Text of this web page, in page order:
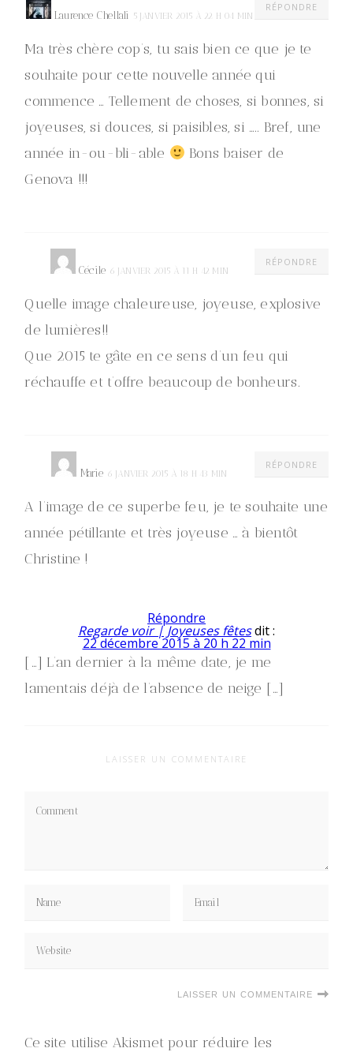
RÉPONDRE
Laurence Chellali 5 JANVIER 2015 À 22 H 04 MIN
Ma très chère cop’s, tu sais bien ce que je te
souhaite pour cette nouvelle année qui
commence … Tellement de choses, si bonnes, si
joyeuses, si douces, si paisibles, si ….. Bref, une
année in-ou-bli-able
Bons baiser de
Genova !!!
RÉPONDRE
Cécile 6 JANVIER 2015 À 11 H 42 MIN
Quelle image chaleureuse, joyeuse, explosive
de lumières!!
Que 2015 te gâte en ce sens d’un feu qui
réchauffe et t’offre beaucoup de bonheurs.
RÉPONDRE
Marie 6 JANVIER 2015 À 18 H 43 MIN
A l’image de ce superbe feu, je te souhaite une
année pétillante et très joyeuse … à bientôt
Christine !
Répondre
Regarde voir | Joyeuses fêtesdit :
22 décembre 2015 à 20 h 22 min
[…] L’an dernier à la même date, je me
lamentais déjà de l’absence de neige […]
LAISSER UN COMMENTAIRE
Ce site utilise Akismet pour réduire les